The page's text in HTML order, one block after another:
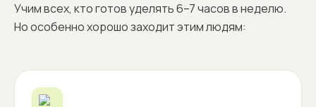
Учим всех, кто готов уделять 6–7 часов в неделю.
Но особенно хорошо заходит этим людям: